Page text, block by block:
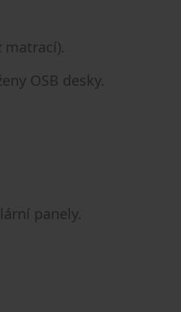
matrací).
OSB desky.
panely.